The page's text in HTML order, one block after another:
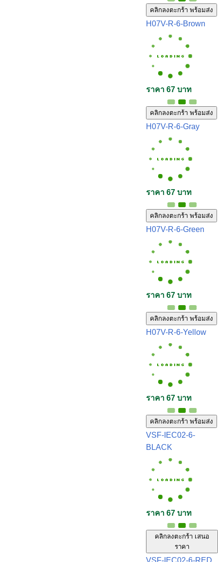
คลิกลงตะกร้า พร้อมส่ง
H07V-R-6-Brown
ราคา 67 บาท
คลิกลงตะกร้า พร้อมส่ง
H07V-R-6-Gray
ราคา 67 บาท
คลิกลงตะกร้า พร้อมส่ง
H07V-R-6-Green
ราคา 67 บาท
คลิกลงตะกร้า พร้อมส่ง
H07V-R-6-Yellow
ราคา 67 บาท
คลิกลงตะกร้า พร้อมส่ง
VSF-IEC02-6-
BLACK
ราคา 67 บาท
คลิกลงตะกร้า เสนอ
ราคา